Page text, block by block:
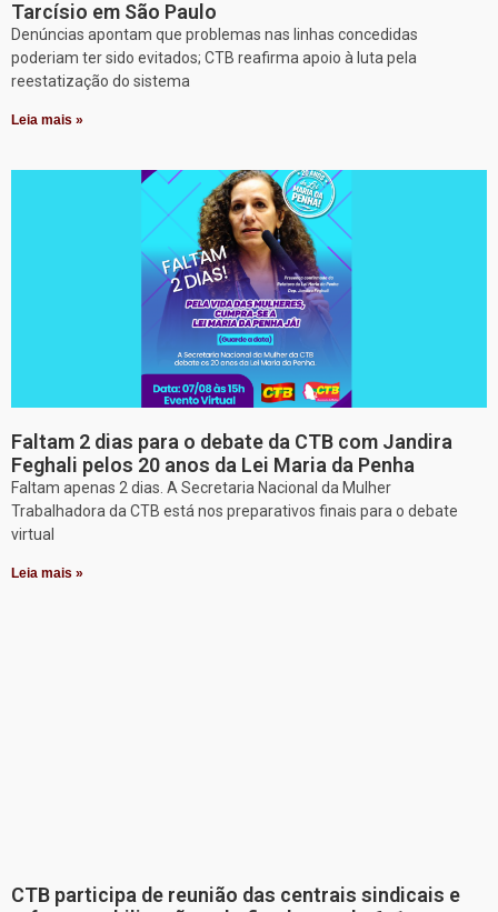
Tarcísio em São Paulo
Denúncias apontam que problemas nas linhas concedidas
poderiam ter sido evitados; CTB reafirma apoio à luta pela
reestatização do sistema
Leia mais »
Faltam 2 dias para o debate da CTB com Jandira
Feghali pelos 20 anos da Lei Maria da Penha
Faltam apenas 2 dias. A Secretaria Nacional da Mulher
Trabalhadora da CTB está nos preparativos finais para o debate
virtual
Leia mais »
CTB participa de reunião das centrais sindicais e